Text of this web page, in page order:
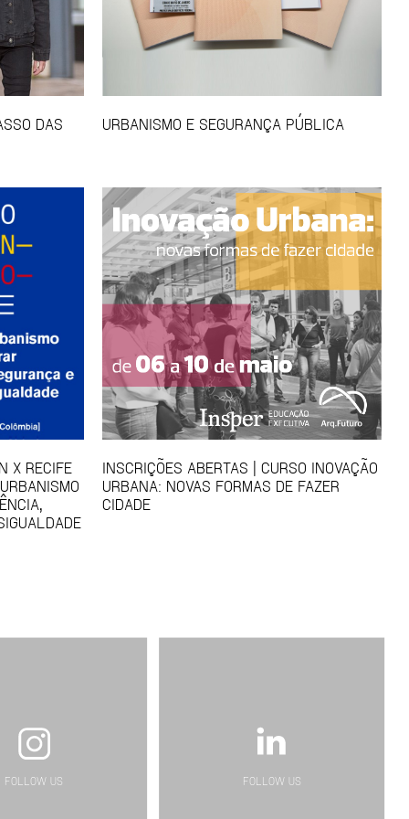
DAS URBANISMO E SEGURANÇA PÚBLICA
X RECIFE
INSCRIÇÕES ABERTAS | CURSO INOVAÇÃO
URBANA: NOVAS FORMAS DE FAZER
CIDADE
FOLLOW US FOLLOW US